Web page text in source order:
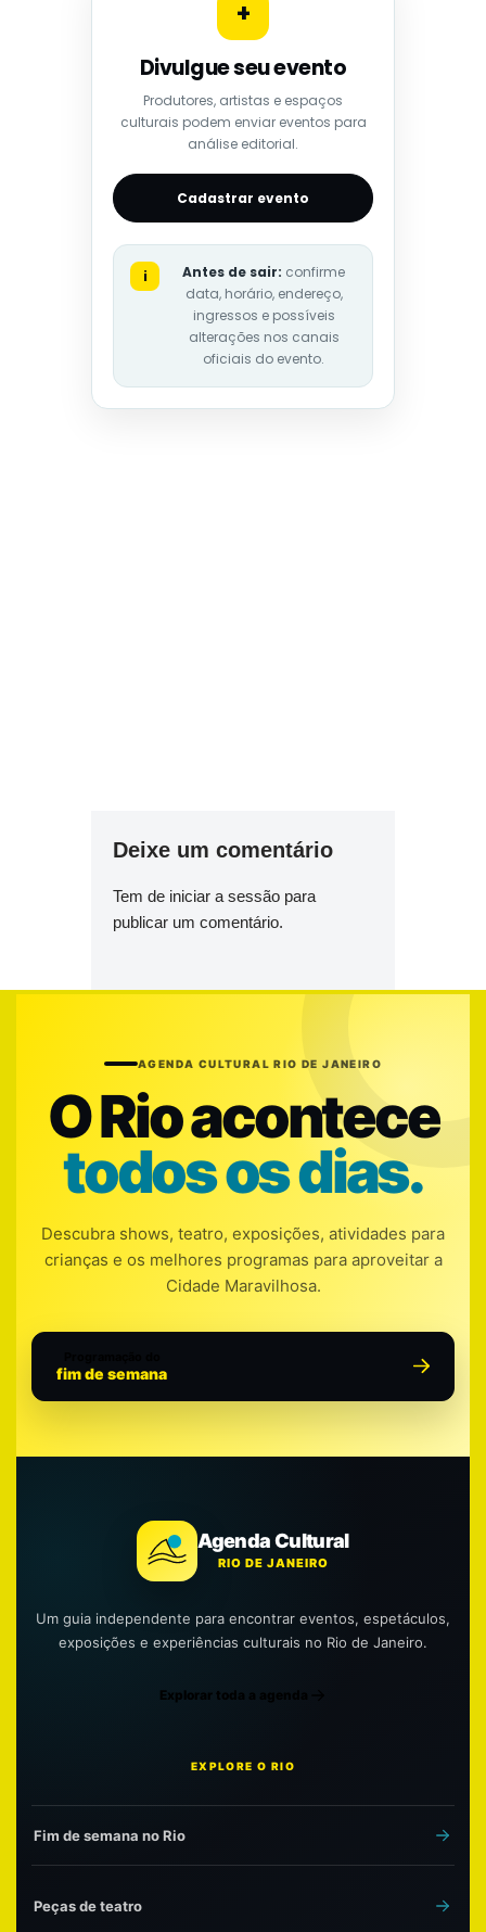
+
Divulgue seu evento
Produtores, artistas e espaços
culturais podem enviar eventos para
análise editorial.
Cadastrar evento
i Antes de sair: confirme
data, horário, endereço,
ingressos e possíveis
alterações nos canais
oficiais do evento.
Deixe um comentário
Tem de iniciar a sessão para
publicar um comentário.
AGENDA CULTURAL RIO DE JANEIRO
O Rio acontece
todos os dias.
Descubra shows, teatro, exposições, atividades para
crianças e os melhores programas para aproveitar a
Cidade Maravilhosa.
fim de semana
Agenda Cultural
RIO DE JANEIRO
Um guia independente para encontrar eventos, espetáculos,
exposições e experiências culturais no Rio de Janeiro.
Explorar toda a agenda
EXPLORE O RIO
Fim de semana no Rio
Peças de teatro